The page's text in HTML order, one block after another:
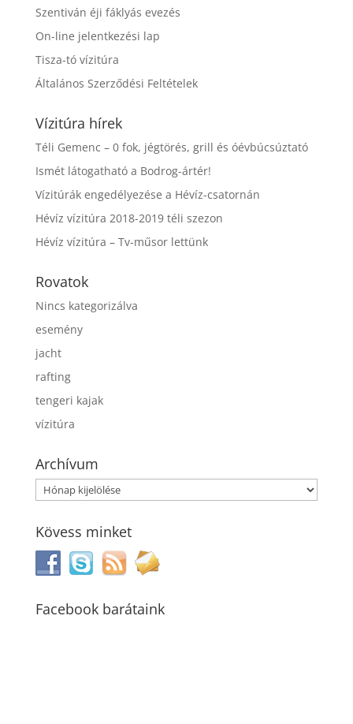
Szentiván éji fáklyás evezés
On-line jelentkezési lap
Tisza-tó vízitúra
Általános Szerződési Feltételek
Vízitúra hírek
Téli Gemenc – 0 fok, jégtörés, grill és óévbúcsúztató
Ismét látogatható a Bodrog-ártér!
Vízitúrák engedélyezése a Hévíz-csatornán
Hévíz vízitúra 2018-2019 téli szezon
Hévíz vízitúra – Tv-műsor lettünk
Rovatok
Nincs kategorizálva
esemény
jacht
rafting
tengeri kajak
vízitúra
Archívum
Archívum
Kövess minket
Facebook barátaink